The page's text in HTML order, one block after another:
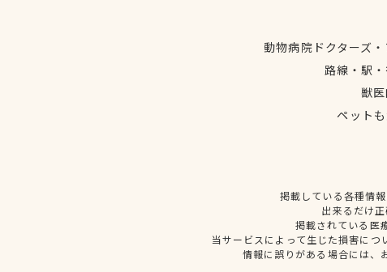
動物病院ドクターズ
路線・駅
獣
ペット
掲載している各種情
出来るだけ
掲載されている医
当サービスによって生じた損害に
情報に誤りがある場合には、